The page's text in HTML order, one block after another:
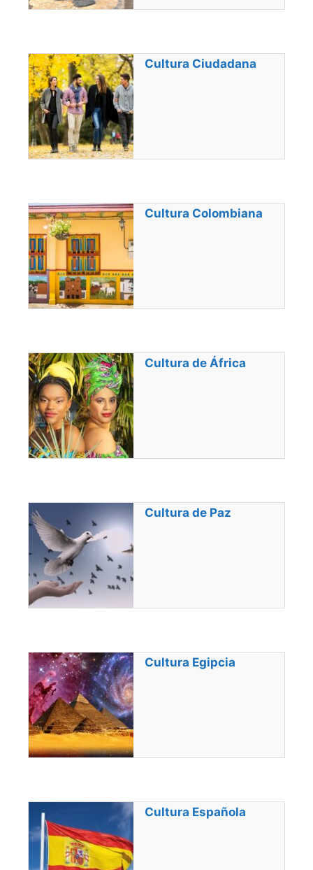
Cultura Ciudadana
Cultura Colombiana
Cultura de África
Cultura de Paz
Cultura Egipcia
Cultura Española